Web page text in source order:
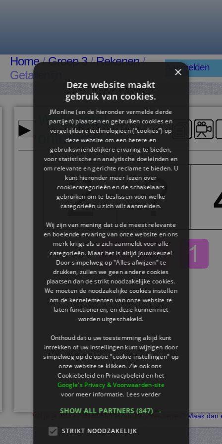
Home/Groep 3/Rekenen/
Getallenlijn
Aanmelden
▸
Welk getal
ontbreekt?
2 ?
Wil je je scores bijhouden en stickers verdienen? Maak dan
×
Deze website maakt
gebruik van cookies.
JMonline (en de hieronder vermelde derde
partijen) plaatsen en gebruiken cookies en
vergelijkbare technologieën (“cookies”) op
deze website om een ​​betere en
gebruiksvriendelijkere ervaring te bieden,
voor statistische en analytische doeleinden en
om relevante en gerichte reclame te bieden. U
kunt hieronder meer lezen over
cookiecategorieën en de schakelaars
gebruiken om te beslissen voor welke
categorieën u zich wilt aanmelden.
Wij zijn van mening dat u de meest relevante
en boeiende ervaring van onze website en ons
merk krijgt als u zich aanmeldt voor alle
categorieën. Maar het is altijd jouw keuze!
Door simpelweg op "Alles afwijzen" te
drukken, zullen we geen andere cookies
plaatsen dan de strikt noodzakelijke cookies.
We moeten de noodzakelijke cookies instellen
om de kernelementen van onze website te
laten functioneren, en deze kunnen niet
worden uitgeschakeld.
Onthoud dat u uw toestemming altijd kunt
intrekken of uw instellingen kunt wijzigen door
simpelweg op de optie "cookie-instellingen" op
onze website te klikken. Zie ook ons ​​
Cookiebeleid en Privacybeleid en het
Google's Privacy & Voorwaarden-site
voor meer informatie.Lees verder
SHOW ALL PARTNERS (847) →
STRIKT NOODZAKELIJK